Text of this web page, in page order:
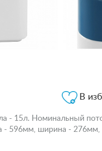
В
- 15л. Номинальный
- 596мм, ширина -